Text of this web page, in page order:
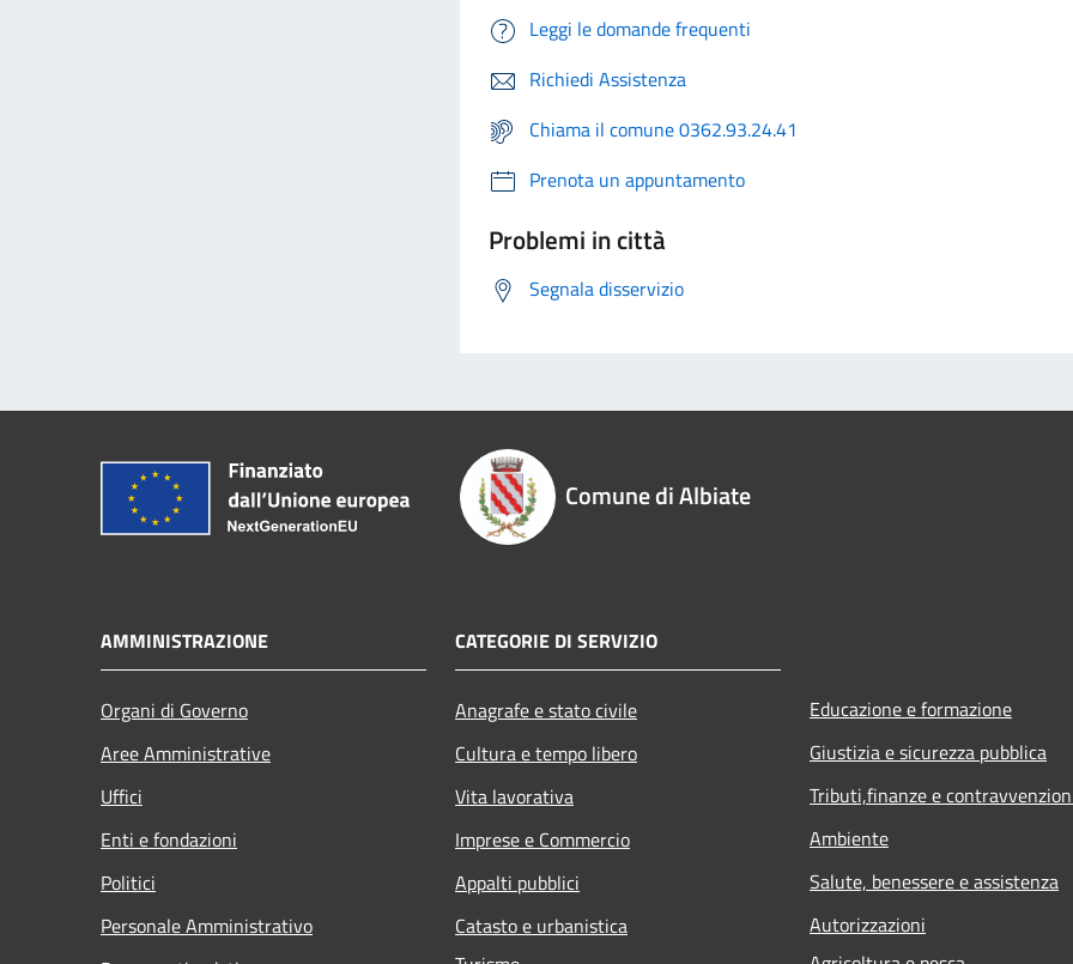
Leggi le domande frequenti
Richiedi Assistenza
Chiama il comune 0362.93.24.41
Prenota un appuntamento
Problemi in città
Segnala disservizio
Comune di Albiate
AMMINISTRAZIONE
Organi di Governo
Aree Amministrative
Uffici
Enti e fondazioni
Politici
Personale Amministrativo
CATEGORIE DI SERVIZIO
Anagrafe e stato civile
Cultura e tempo libero
Vita lavorativa
Imprese e Commercio
Appalti pubblici
Catasto e urbanistica
Educazione e formazione
Giustizia e sicurezza pubblica
Tributi,finanze e
Ambiente
Salute, benessere e assistenza
Autorizzazioni